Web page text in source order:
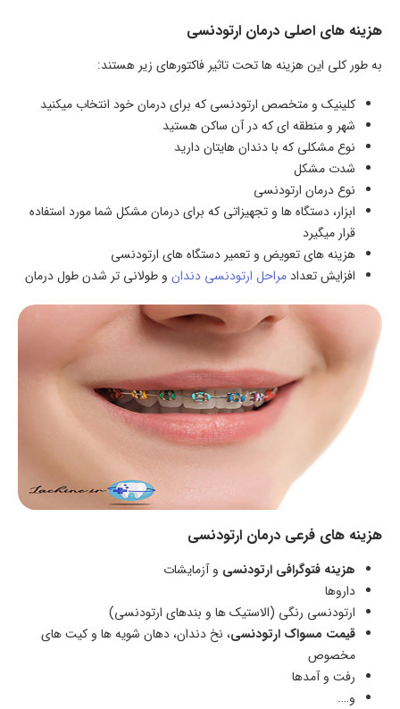
هزینه های اصلی درمان ارتودنسی
به طور کلی این هزینه ها تحت تاثیر فاکتورهای زیر هستند:
کلینیک و متخصص ارتودنسی که برای درمان خود انتخاب میکنید
شهر و منطقه ای که در آن ساکن هستید
نوع مشکلی که با دندان هایتان دارید
شدت مشکل
نوع درمان ارتودنسی
ابزار، دستگاه ها و تجهیزاتی که برای درمان مشکل شما مورد استفاده
قرار میگیرد
هزینه های تعویض و تعمیر دستگاه های ارتودنسی
افزایش تعداد مراحل ارتودنسی دندان و طولانی تر شدن طول درمان
هزینه های فرعی درمان ارتودنسی
هزینه فتوگرافی ارتودنسی و آزمایشات
داروها
ارتودنسی رنگی (الاستیک ها و بندهای ارتودنسی)
قیمت مسواک ارتودنسی، نخ دندان، دهان شویه ها و کیت های
مخصوص
رفت و آمدها
و….